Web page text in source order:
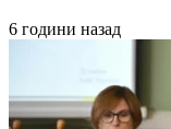
6 години назад